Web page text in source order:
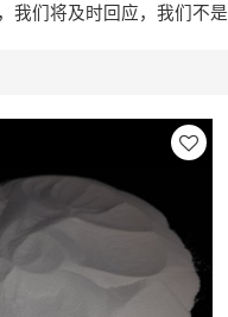
我们将及时回应，我们不是